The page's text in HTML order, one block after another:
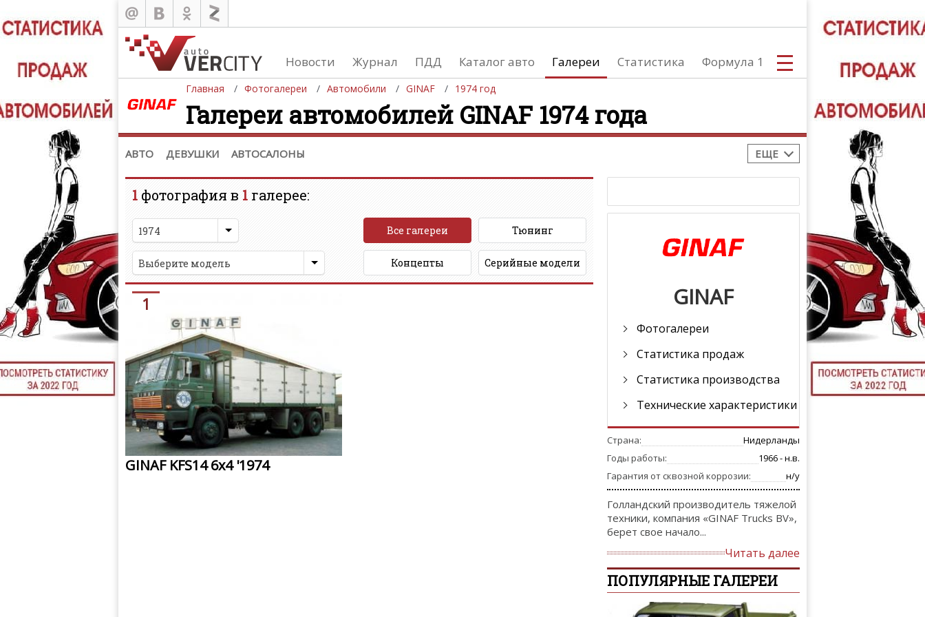
Новости Журнал ПДД Каталог авто Галереи Статистика Формула 1
ТЮНИНГ
ТЮНИНГ
Главная Фотогалереи Автомобили GINAF 1974 год
Галереи автомобилей GINAF 1974 года
АВТО ДЕВУШКИ АВТОСАЛОНЫ ЕЩЕ
Автомобили
Последние добавления
Список марок
(+1102)
Девушки
Девушки и автомобили
Девушки и мото
Автосалоны
Список мировых автосалонов
1 фотография в 1 галерее:
1974 Все галереи Тюнинг
Выберите модель Концепты Серийные модели
GINAF KFS14 6x4 '1974
1 GINAF
Фотогалереи
Статистика продаж
Статистика производства
Технические характеристики
Страна:
Нидерланды
Годы работы:
1966 - н.в.
Гарантия от сквозной коррозии:
н/у
Голландский производитель тяжелой
техники, компания «GINAF Trucks BV»,
берет свое начало...
Читать далее
ПОПУЛЯРНЫЕ ГАЛЕРЕИ